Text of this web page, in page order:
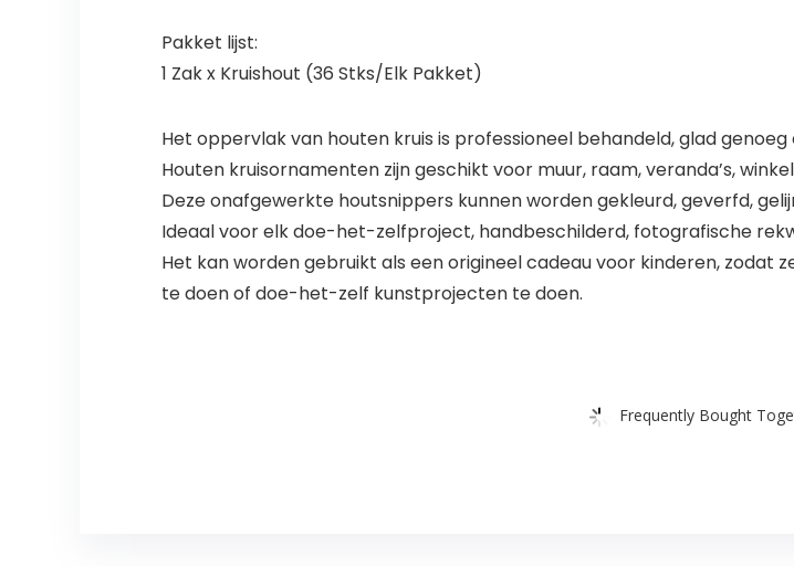
Pakket lijst:
1 Zak x Kruishout (36 Stks/Elk Pakket)
Het oppervlak van houten kruis is professioneel behandeld, glad genoeg
Houten kruisornamenten zijn geschikt voor muur, raam, veranda’s,
Deze onafgewerkte houtsnippers kunnen worden gekleurd, geverfd,
Ideaal voor elk doe-het-zelfproject, handbeschilderd, fotografische
Het kan worden gebruikt als een origineel cadeau voor kinderen,
te doen of doe-het-zelf kunstprojecten te doen.
Frequently Bought